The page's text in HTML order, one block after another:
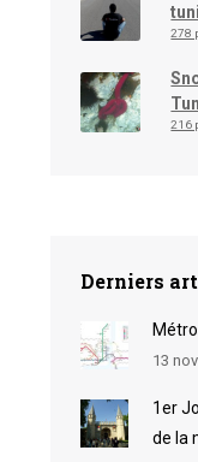
278
216
Derniers
13
1er
de la